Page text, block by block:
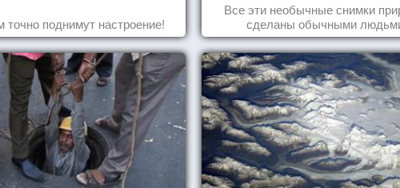
точно поднимут настроение!
Все эти необычные снимки
сделаны обычными